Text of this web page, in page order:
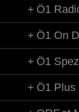
Ö1
Ö1 On
Ö1
Ö1 Plus